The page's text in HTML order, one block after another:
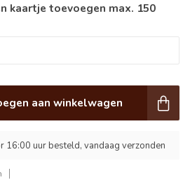
kaartje toevoegen max. 150
aan winkelwagen
16:00 uur besteld, vandaag verzonden